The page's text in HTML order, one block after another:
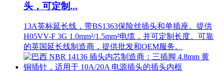
头，可定制...
13A英标延长线，带BS1363保险丝插头和单插座。提供
H05VV-F 3G 1.0mm²/1.5mm²电缆，并可定制长度。可靠
的英国延长线制造商，提供批发和OEM服务。